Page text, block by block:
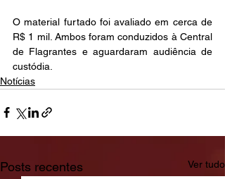
O material furtado foi avaliado em cerca de
R$ 1 mil. Ambos foram conduzidos à Central
de Flagrantes e aguardaram audiência de
custódia.
Notícias
Posts recentes Ver tudo